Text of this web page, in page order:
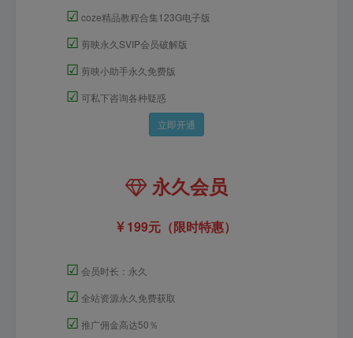
☑ coze精品教程合集123G电子版
☑ 剪映永久SVIP会员破解版
☑ 剪映小助手永久免费版
☑ 可私下咨询各种疑惑
立即开通
永久会员
199元（限时特惠）
☑ 会员时长：永久
☑ 全站资源永久免费获取
☑ 推广佣金高达50％